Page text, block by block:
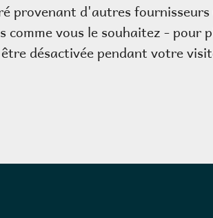
provenant d'autres
vous le souhaitez - pour
désactivée pendant votre